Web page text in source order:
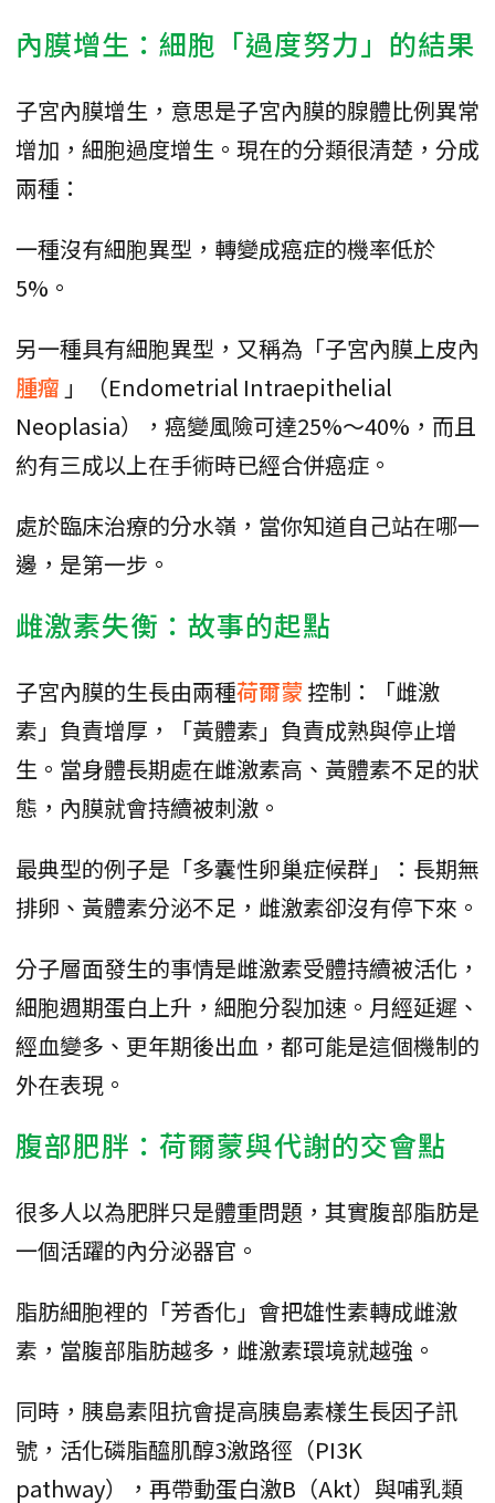
內膜增生：細胞「過度努力」的結果
子宮內膜增生，意思是子宮內膜的腺體比例異常
增加，細胞過度增生。現在的分類很清楚，分成
兩種：
一種沒有細胞異型，轉變成癌症的機率低於
5%。
另一種具有細胞異型，又稱為「子宮內膜上皮內
腫瘤 」（Endometrial Intraepithelial
Neoplasia），癌變風險可達25%～40%，而且
約有三成以上在手術時已經合併癌症。
處於臨床治療的分水嶺，當你知道自己站在哪一
邊，是第一步。
雌激素失衡：故事的起點
子宮內膜的生長由兩種荷爾蒙控制：「雌激
素」負責增厚，「黃體素」負責成熟與停止增
生。當身體長期處在雌激素高、黃體素不足的狀
態，內膜就會持續被刺激。
最典型的例子是「多囊性卵巢症候群」：長期無
排卵、黃體素分泌不足，雌激素卻沒有停下來。
分子層面發生的事情是雌激素受體持續被活化，
細胞週期蛋白上升，細胞分裂加速。月經延遲、
經血變多、更年期後出血，都可能是這個機制的
外在表現。
腹部肥胖：荷爾蒙與代謝的交會點
很多人以為肥胖只是體重問題，其實腹部脂肪是
一個活躍的內分泌器官。
脂肪細胞裡的「芳香化」會把雄性素轉成雌激
素，當腹部脂肪越多，雌激素環境就越強。
同時，胰島素阻抗會提高胰島素樣生長因子訊
號，活化磷脂醯肌醇3激路徑（PI3K
pathway），再帶動蛋白激B（Akt）與哺乳類